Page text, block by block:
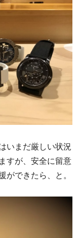
いまだ厳しい状況
すが、安全に留意
できたら、と。